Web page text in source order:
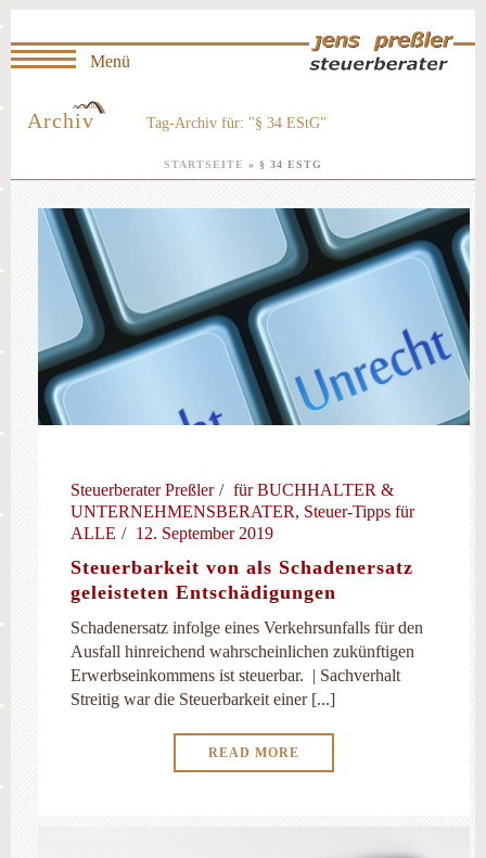
Archiv Tag-Archiv für: "§ 34 EStG"
STARTSEITE » § 34 ESTG
Steuerberater Preßler
für BUCHHALTER &
UNTERNEHMENSBERATER, Steuer-Tipps für
ALLE
12. September 2019
Steuerbarkeit von als Schadenersatz
geleisteten Entschädigungen
Schadenersatz infolge eines Verkehrsunfalls für den
Ausfall hinreichend wahrscheinlichen zukünftigen
Erwerbseinkommens ist steuerbar. | Sachverhalt
Streitig war die Steuerbarkeit einer [...]
READ MORE